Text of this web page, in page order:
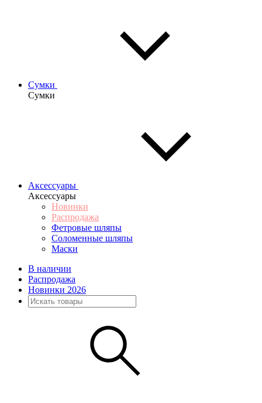
Сумки
Сумки
Аксессуары
Аксессуары
Новинки
Распродажа
Фетровые шляпы
Соломенные шляпы
Маски
В наличии
Распродажа
Новинки 2026